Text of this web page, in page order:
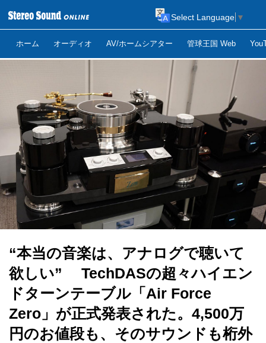
ホーム オーディオ AV/ホームシアター 管球王国 Web
Select Language ▼
“本当の音楽は、アナログで聴いて
欲しい” TechDASの超々ハイエン
ドターンテーブル「Air Force
Zero」が正式発表された。4,500万
円のお値段も、そのサウンドも桁外